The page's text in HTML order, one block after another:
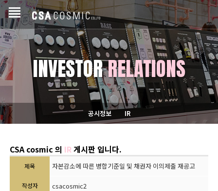
INVESTORRELATIONS
공시정보 IR
CSA cosmic 의 IR게시판 입니다.
제목 자본감소에 따른 병합기준일 및 채권자 이의제출 재공고
작성자 csacosmic2